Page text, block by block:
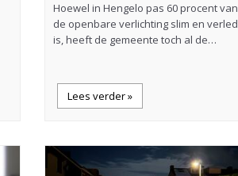
Hoewel in Hengelo pas 60 procent van
de openbare verlichting slim en verled
is, heeft de gemeente toch al de…
Lees verder »